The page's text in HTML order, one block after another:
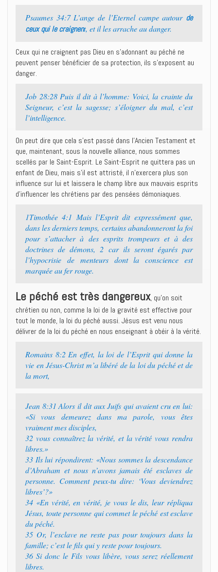
Psaumes 34:7 L’ange de l’Eternel campe autour de
ceux qui le craignent, et il les arrache au danger.
Ceux qui ne craignent pas Dieu en s’adonnant au péché ne
peuvent penser bénéficier de sa protection, ils s’exposent au
danger.
Job 28:28 Puis il dit à l’homme: Voici, la crainte du
Seigneur, c’est la sagesse; s’éloigner du mal, c’est
l’intelligence.
On peut dire que cela s’est passé dans l’Ancien Testament et
que, maintenant, sous la nouvelle alliance, nous sommes
scellés par le Saint-Esprit. Le Saint-Esprit ne quittera pas un
enfant de Dieu, mais s’il est attristé, il n’exercera plus son
influence sur lui et laissera le champ libre aux mauvais esprits
d’influencer les chrétiens par des pensées démoniaques.
1Timothée 4:1 Mais l’Esprit dit expressément que,
dans les derniers temps, certains abandonneront la foi
pour s’attacher à des esprits trompeurs et à des
doctrines de démons, 2 car ils seront égarés par
l’hypocrisie de menteurs dont la conscience est
marquée au fer rouge.
Le péché est très dangereux, qu’on soit
chrétien ou non, comme la loi de la gravité est effective pour
tout le monde, la loi du péché aussi. Jésus est venu nous
délivrer de la loi du péché en nous enseignant à obéir à la vérité.
Romains 8:2 En effet, la loi de l’Esprit qui donne la
vie en Jésus-Christ m’a libéré de la loi du péché et de
la mort,
Jean 8:31 Alors il dit aux Juifs qui avaient cru en lui:
«Si vous demeurez dans ma parole, vous êtes
vraiment mes disciples,
32 vous connaîtrez la vérité, et la vérité vous rendra
libres.»
33 Ils lui répondirent: «Nous sommes la descendance
d’Abraham et nous n’avons jamais été esclaves de
personne. Comment peux-tu dire: ‘Vous deviendrez
libres’?»
34 «En vérité, en vérité, je vous le dis, leur répliqua
Jésus, toute personne qui commet le péché est esclave
du péché.
35 Or, l’esclave ne reste pas pour toujours dans la
famille; c’est le fils qui y reste pour toujours.
36 Si donc le Fils vous libère, vous serez réellement
libres.